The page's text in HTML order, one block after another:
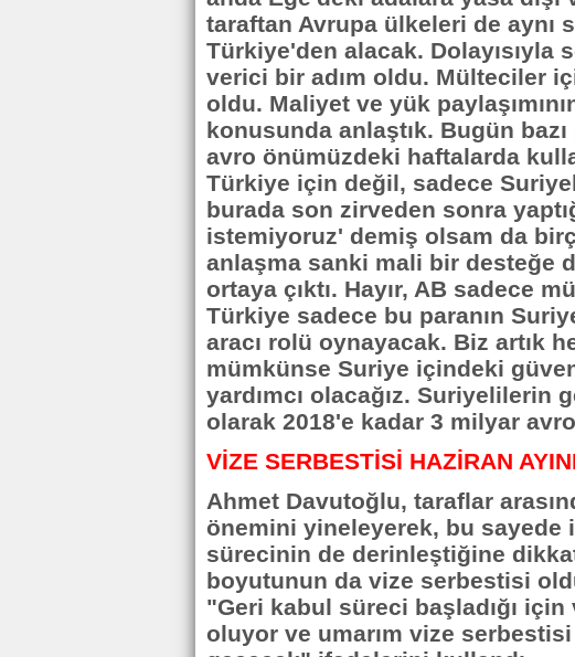
taraftan Avrupa ülkeleri de aynı
Türkiye'den alacak. Dolayısıyla
verici bir adım oldu. Mülteciler
oldu. Maliyet ve yük
konusunda anlaştık. Bugün
avro önümüzdeki haftalarda
Türkiye için değil, sadece
burada son zirveden sonra
istemiyoruz' demiş olsam da
anlaşma sanki mali bir desteğe
ortaya çıktı. Hayır, AB sadece
Türkiye sadece bu paranın
aracı rolü oynayacak. Biz artık
mümkünse Suriye içindeki
yardımcı olacağız.
olarak 2018'e kadar 3 milyar
VİZE SERBESTİSİ HAZİRAN
Ahmet Davutoğlu, taraflar
önemini yineleyerek, bu sayede
sürecinin de derinleştiğine
boyutunun da vize serbestisi
"Geri kabul süreci başladığı
oluyor ve umarım vize